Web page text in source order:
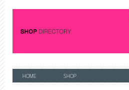
HOME SHOP